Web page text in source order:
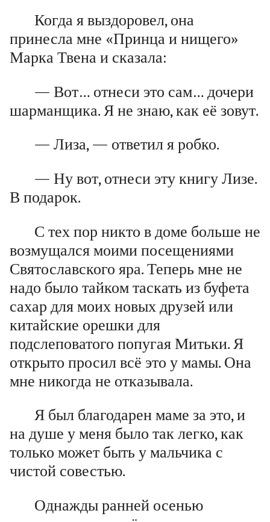
Когда я выздоровел, она
принесла мне «Принца и нищего»
Марка Твена и сказала:
— Вот… отнеси это сам… дочери
шарманщика. Я не знаю, как её зовут.
— Лиза, — ответил я робко.
— Ну вот, отнеси эту книгу Лизе.
В подарок.
С тех пор никто в доме больше не
возмущался моими посещениями
Святославского яра. Теперь мне не
надо было тайком таскать из буфета
сахар для моих новых друзей или
китайские орешки для
подслеповатого попугая Митьки. Я
открыто просил всё это у мамы. Она
мне никогда не отказывала.
Я был благодарен маме за это, и
на душе у меня было так легко, как
только может быть у мальчика с
чистой совестью.
Однажды ранней осенью